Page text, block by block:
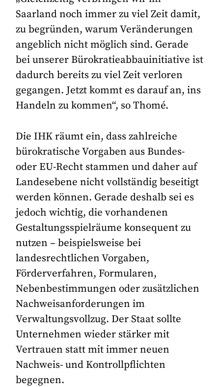
Saarland noch immer zu viel Zeit damit,
zu begründen, warum Veränderungen
angeblich nicht möglich sind. Gerade
bei unserer Bürokratieabbauinitiative ist
dadurch bereits zu viel Zeit verloren
gegangen. Jetzt kommt es darauf an, ins
Handeln zu kommen“, so Thomé.
Die IHK räumt ein, dass zahlreiche
bürokratische Vorgaben aus Bundes-
oder EU-Recht stammen und daher auf
Landesebene nicht vollständig beseitigt
werden können. Gerade deshalb sei es
jedoch wichtig, die vorhandenen
Gestaltungsspielräume konsequent zu
nutzen – beispielsweise bei
landesrechtlichen Vorgaben,
Förderverfahren, Formularen,
Nebenbestimmungen oder zusätzlichen
Nachweisanforderungen im
Verwaltungsvollzug. Der Staat sollte
Unternehmen wieder stärker mit
Vertrauen statt mit immer neuen
Nachweis- und Kontrollpflichten
begegnen.